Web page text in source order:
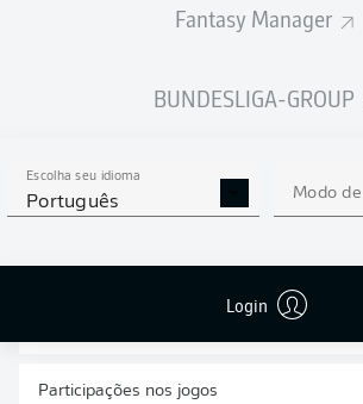
Fantasy Manager
BUNDESLIGA-GROUP
Escolha seu idioma
Português Modo
Login
ESTATÍSTICAS
TEMPORADA
GOLS CONTRA
0
Participações nos jogos